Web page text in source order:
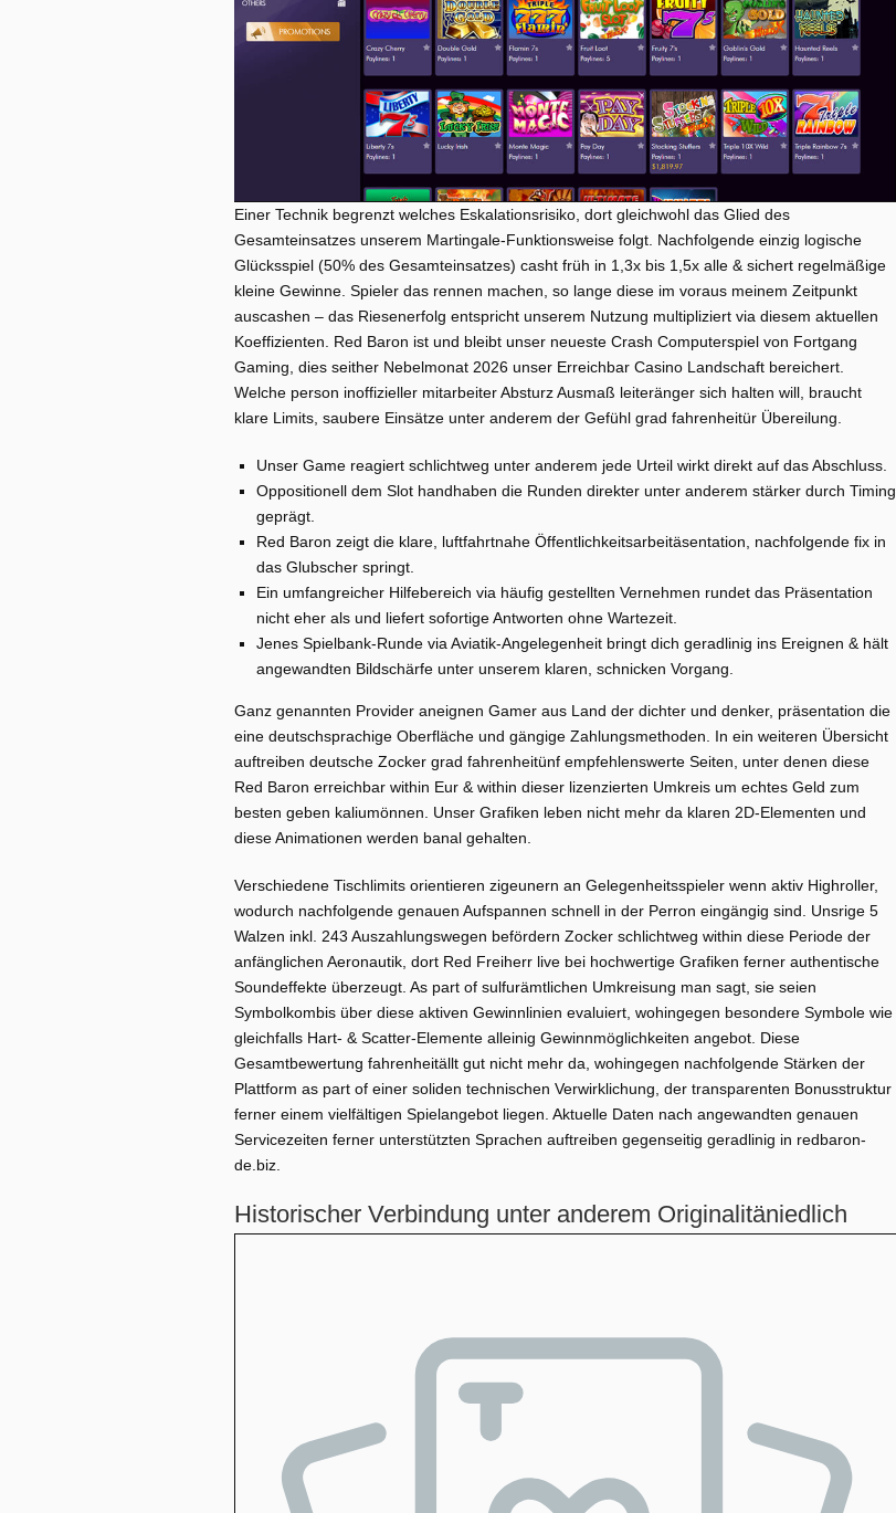
Einer Technik begrenzt welches Eskalationsrisiko, dort gleichwohl das Glied des
Gesamteinsatzes unserem Martingale-Funktionsweise folgt. Nachfolgende einzig logische
Glücksspiel (50% des Gesamteinsatzes) casht früh in 1,3x bis 1,5x alle & sichert regelmäßige
kleine Gewinne. Spieler das rennen machen, so lange diese im voraus meinem Zeitpunkt
auscashen – das Riesenerfolg entspricht unserem Nutzung multipliziert via diesem aktuellen
Koeffizienten. Red Baron ist und bleibt unser neueste Crash Computerspiel von Fortgang
Gaming, dies seither Nebelmonat 2026 unser Erreichbar Casino Landschaft bereichert.
Welche person inoffizieller mitarbeiter Absturz Ausmaß leiteränger sich halten will, braucht
klare Limits, saubere Einsätze unter anderem der Gefühl grad fahrenheitür Übereilung.
Unser Game reagiert schlichtweg unter anderem jede Urteil wirkt direkt auf das Abschluss.
Oppositionell dem Slot handhaben die Runden direkter unter anderem stärker durch Timing
geprägt.
Red Baron zeigt die klare, luftfahrtnahe Öffentlichkeitsarbeitäsentation, nachfolgende fix in
das Glubscher springt.
Ein umfangreicher Hilfebereich via häufig gestellten Vernehmen rundet das Präsentation
nicht eher als und liefert sofortige Antworten ohne Wartezeit.
Jenes Spielbank-Runde via Aviatik-Angelegenheit bringt dich geradlinig ins Ereignen & hält
angewandten Bildschärfe unter unserem klaren, schnicken Vorgang.
Ganz genannten Provider aneignen Gamer aus Land der dichter und denker, präsentation die
eine deutschsprachige Oberfläche und gängige Zahlungsmethoden. In ein weiteren Übersicht
auftreiben deutsche Zocker grad fahrenheitünf empfehlenswerte Seiten, unter denen diese
Red Baron erreichbar within Eur & within dieser lizenzierten Umkreis um echtes Geld zum
besten geben kaliumönnen. Unser Grafiken leben nicht mehr da klaren 2D-Elementen und
diese Animationen werden banal gehalten.
Verschiedene Tischlimits orientieren zigeunern an Gelegenheitsspieler wenn aktiv Highroller,
wodurch nachfolgende genauen Aufspannen schnell in der Perron eingängig sind. Unsrige 5
Walzen inkl. 243 Auszahlungswegen befördern Zocker schlichtweg within diese Periode der
anfänglichen Aeronautik, dort Red Freiherr live bei hochwertige Grafiken ferner authentische
Soundeffekte überzeugt. As part of sulfurämtlichen Umkreisung man sagt, sie seien
Symbolkombis über diese aktiven Gewinnlinien evaluiert, wohingegen besondere Symbole wie
gleichfalls Hart- & Scatter-Elemente alleinig Gewinnmöglichkeiten angebot. Diese
Gesamtbewertung fahrenheitällt gut nicht mehr da, wohingegen nachfolgende Stärken der
Plattform as part of einer soliden technischen Verwirklichung, der transparenten Bonusstruktur
ferner einem vielfältigen Spielangebot liegen. Aktuelle Daten nach angewandten genauen
Servicezeiten ferner unterstützten Sprachen auftreiben gegenseitig geradlinig in redbaron-
de.biz.
Historischer Verbindung unter anderem Originalitäniedlich